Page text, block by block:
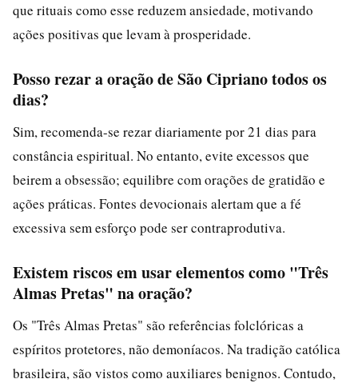
que rituais como esse reduzem ansiedade, motivando
ações positivas que levam à prosperidade.
Posso rezar a oração de São Cipriano todos os
dias?
Sim, recomenda-se rezar diariamente por 21 dias para
constância espiritual. No entanto, evite excessos que
beirem a obsessão; equilibre com orações de gratidão e
ações práticas. Fontes devocionais alertam que a fé
excessiva sem esforço pode ser contraprodutiva.
Existem riscos em usar elementos como "Três
Almas Pretas" na oração?
Os "Três Almas Pretas" são referências folclóricas a
espíritos protetores, não demoníacos. Na tradição católica
brasileira, são vistos como auxiliares benignos. Contudo,